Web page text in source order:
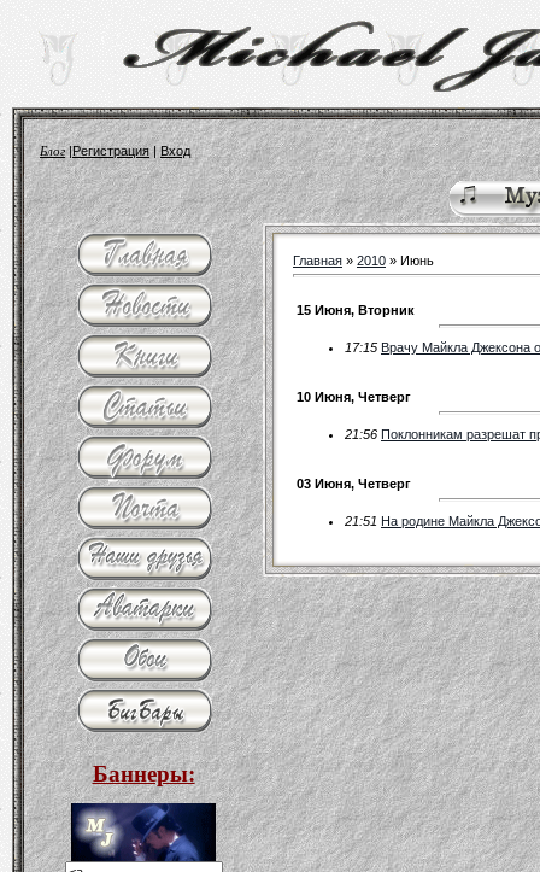
Блог|Регистрация|Вход
Баннеры:
Главная » 2010 » Июнь
15 Июня, Вторник
17:15 Врачу Майкла Джексона
10 Июня, Четверг
21:56 Поклонникам разрешат
03 Июня, Четверг
21:51 На родине Майкла